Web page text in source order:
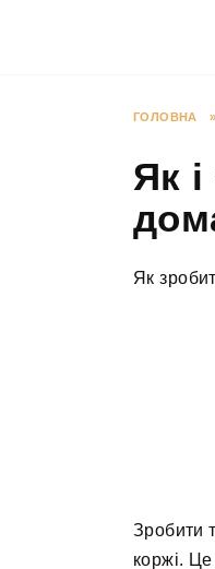
ГОЛОВНА »
Як
Як
Зробити
коржі. Це